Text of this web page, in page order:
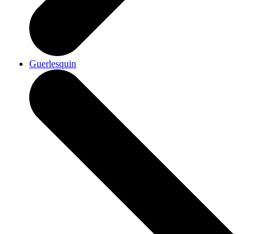
Guerlesquin